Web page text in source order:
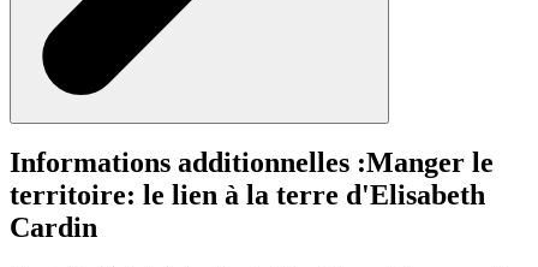
Informations additionnelles :Manger le
territoire: le lien à la terre d'Elisabeth
Cardin